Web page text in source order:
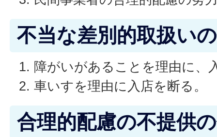
不当な差別的取扱い
障がいがあることを理由に、
車いすを理由に入店を断る。
合理的配慮の不提供